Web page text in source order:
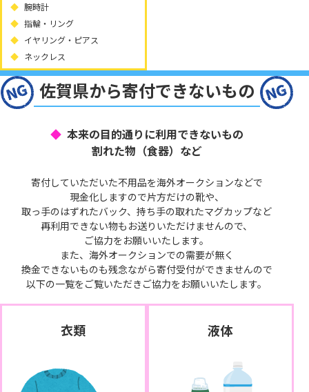
腕時計
指輪・リング
イヤリング・ピアス
ネックレス
佐賀県から寄付できないもの
本来の目的通りに利用できないもの
割れた物（食器）など
寄付していただいた不用品を海外オークションなどで
現金化しますので片方だけの靴や、
取っ手のはずれたバック、持ち手の取れたマグカップなど
再利用できない物もお送りいただけませんので、
ご協力をお願いいたします。
また、海外オークションでの需要が無く
換金できないものも残念ながら寄付受付ができませんので
以下の一覧をご覧いただきご協力をお願いいたします。
衣類 液体